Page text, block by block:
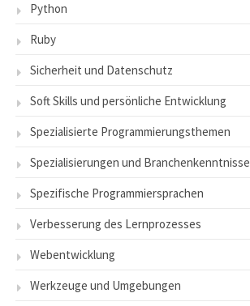
Python
Ruby
Sicherheit und Datenschutz
Soft Skills und persönliche Entwicklung
Spezialisierte Programmierungsthemen
Spezialisierungen und Branchenkenntnisse
Spezifische Programmiersprachen
Verbesserung des Lernprozesses
Webentwicklung
Werkzeuge und Umgebungen